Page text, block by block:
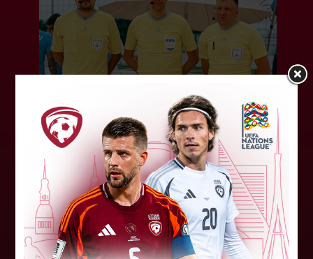
J. Ivušinam nozīmīgs
starptautisks norīkojums
No 29. jūlija līdz 2. augustam Starptautiskās
Futbola federāciju asociācijas (FIFA) kategorijas
pludmales futbola tiesnesis Jurijs
Ivušins apkalpos "Euro Beach Soccer...
27. jūlijs 2026.